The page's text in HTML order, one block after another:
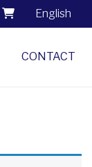
English
CONTACT